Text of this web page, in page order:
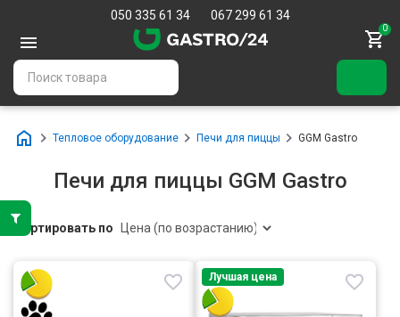
050 335 61 34 067 299 61 34
0
Тепловое оборудование Печи для пиццы GGM Gastro
Печи для пиццы GGM Gastro
Сортировать по
Лучшая цена